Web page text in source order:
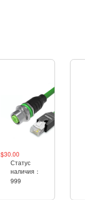
$30.00
Статус
наличия：
999